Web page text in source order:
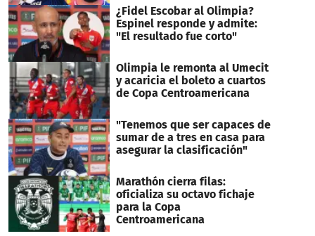
¿Fidel Escobar al Olimpia?
Espinel responde y admite:
"El resultado fue corto"
Olimpia le remonta al Umecit
y acaricia el boleto a cuartos
de Copa Centroamericana
"Tenemos que ser capaces de
sumar de a tres en casa para
asegurar la clasificación"
Marathón cierra filas:
oficializa su octavo fichaje
para la Copa
Centroamericana